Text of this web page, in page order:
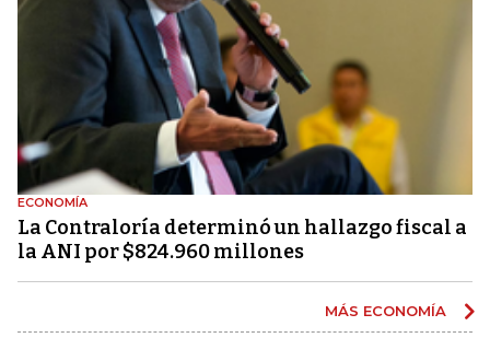
ECONOMÍA
La Contraloría determinó un hallazgo fiscal a
la ANI por $824.960 millones
MÁS ECONOMÍA